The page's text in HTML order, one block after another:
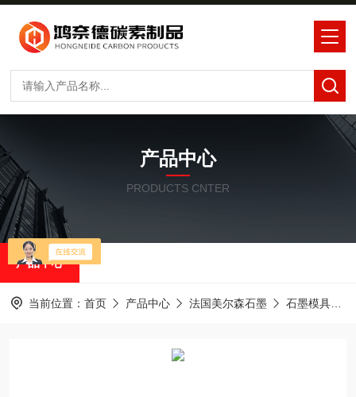
产品中心
PRODUCTS CNTER
产品中心
当前位置： 首页 产品中心 法国美尔森石墨 石墨模具